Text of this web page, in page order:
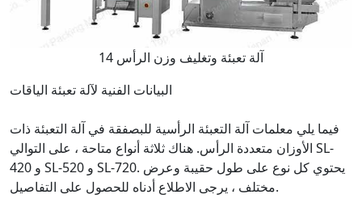
14 آلة تعبئة وتغليف وزن الرأس
البيانات الفنية لآلة تعبئة الياقات
فيما يلي معلمات آلة التعبئة الرأسية للبصفقة في آلة التعبئة ذات
الأوزان متعددة الرأس. هناك ثلاثة أنواع متاحة ، على التوالي SL-
420 و SL-520 و SL-720. يحتوي كل نوع على طول حقيبة وعرض
مختلف ، يرجى الاطلاع أدناه للحصول على التفاصيل.